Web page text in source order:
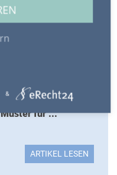
|
Arbeiten ohne
für ...
ARTIKEL LESEN
&